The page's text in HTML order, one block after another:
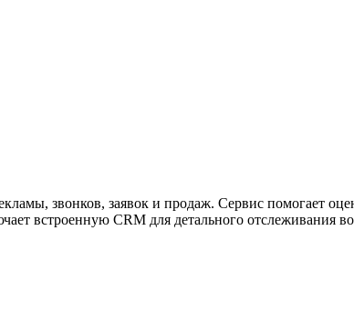
звонков, заявок и продаж. Сервис помогает
встроенную CRM для детального отслеживания